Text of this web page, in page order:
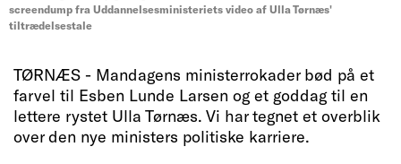
screendump fra Uddannelsesministeriets video af Ulla Tørnæs'
tiltrædelsestale
TØRNÆS - Mandagens ministerrokader bød på et
farvel til Esben Lunde Larsen og et goddag til en
lettere rystet Ulla Tørnæs. Vi har tegnet et overblik
over den nye ministers politiske karriere.